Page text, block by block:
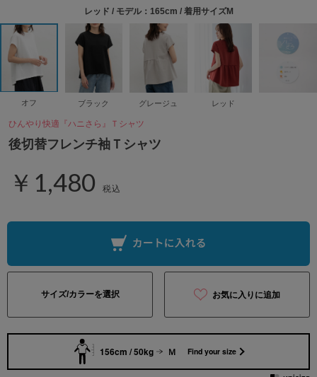
レッド / モデル：165cm / 着用サイズM
オフ ブラック グレージュ レッド
ひんやり快適『ハニさら』Ｔシャツ
後切替フレンチ袖Ｔシャツ
￥1,480 税込
サイズ/カラーを選択 お気に入りに追加
156cm / 50kg Ｍ Find your size